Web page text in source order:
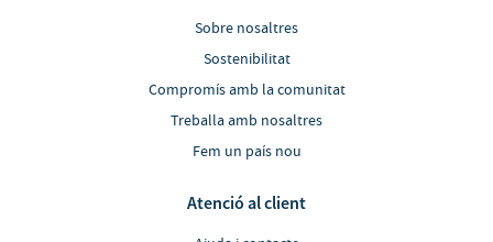
Sobre nosaltres
Sostenibilitat
Compromís amb la comunitat
Treballa amb nosaltres
Fem un país nou
Atenció al client